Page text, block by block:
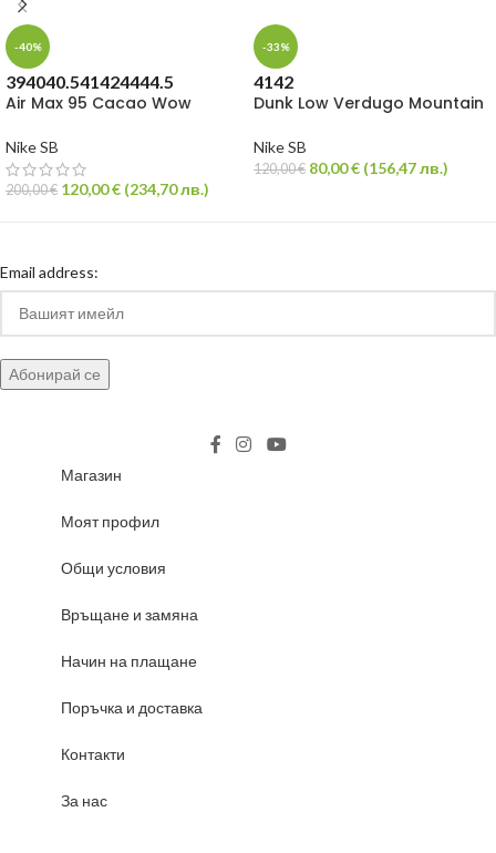
-40%
394040.541424444.5
Air Max 95 Cacao Wow
Nike SB
200,00€ 120,00€ (234,70лв.)
-33%
4142
Dunk Low Verdugo Mountain
Nike SB
120,00€ 80,00€ (156,47лв.)
Email address:
Магазин
Моят профил
Общи условия
Връщане и замяна
Начин на плащане
Поръчка и доставка
Контакти
За нас